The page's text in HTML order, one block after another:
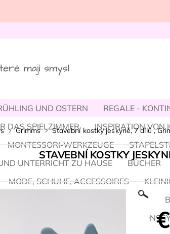
UND OSTERN REGALE -
DAS SPIELZIMMER
INSPIRATION VON
MONTESSORI-WERKZEUGE
UNTERRICHT ZU HAUSE BÜCHER
MODE, SCHUHE, ACCESSOIRES
WEIHNACHTEN
Grimms Stavební kostky jeskyně, 7 dílů ,
STAVEBNÍ KOSTKY